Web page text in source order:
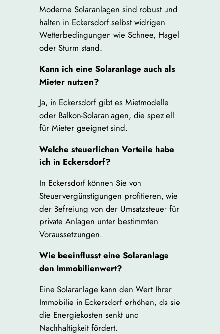
Moderne Solaranlagen sind robust und
halten in Eckersdorf selbst widrigen
Wetterbedingungen wie Schnee, Hagel
oder Sturm stand.
Kann ich eine Solaranlage auch als
Mieter nutzen?
Ja, in Eckersdorf gibt es Mietmodelle
oder Balkon-Solaranlagen, die speziell
für Mieter geeignet sind.
Welche steuerlichen Vorteile habe
ich in Eckersdorf?
In Eckersdorf können Sie von
Steuervergünstigungen profitieren, wie
der Befreiung von der Umsatzsteuer für
private Anlagen unter bestimmten
Voraussetzungen.
Wie beeinflusst eine Solaranlage
den Immobilienwert?
Eine Solaranlage kann den Wert Ihrer
Immobilie in Eckersdorf erhöhen, da sie
die Energiekosten senkt und
Nachhaltigkeit fördert.